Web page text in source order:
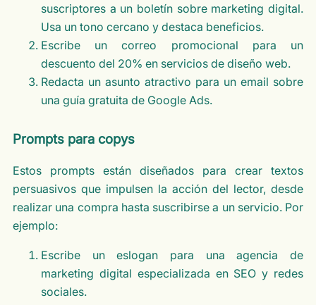
suscriptores a un boletín sobre marketing digital.
Usa un tono cercano y destaca beneficios.
Escribe un correo promocional para un
descuento del 20% en servicios de diseño web.
Redacta un asunto atractivo para un email sobre
una guía gratuita de Google Ads.
Prompts para copys
Estos prompts están diseñados para crear textos
persuasivos que impulsen la acción del lector, desde
realizar una compra hasta suscribirse a un servicio. Por
ejemplo:
Escribe un eslogan para una agencia de
marketing digital especializada en SEO y redes
sociales.